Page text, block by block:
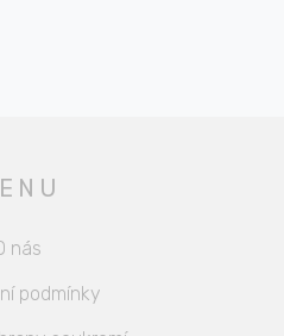
nás
podmínky